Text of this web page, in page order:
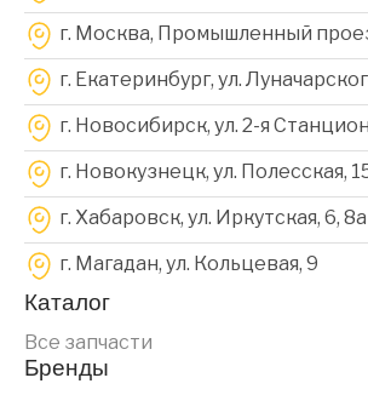
г. Москва, Промышленный
г. Екатеринбург, ул.
г. Новосибирск, ул. 2-я
г. Новокузнецк, ул. Полесская,
г. Хабаровск, ул. Иркутская, 6, 8a
г. Магадан, ул. Кольцевая, 9
Каталог
Все запчасти
Бренды